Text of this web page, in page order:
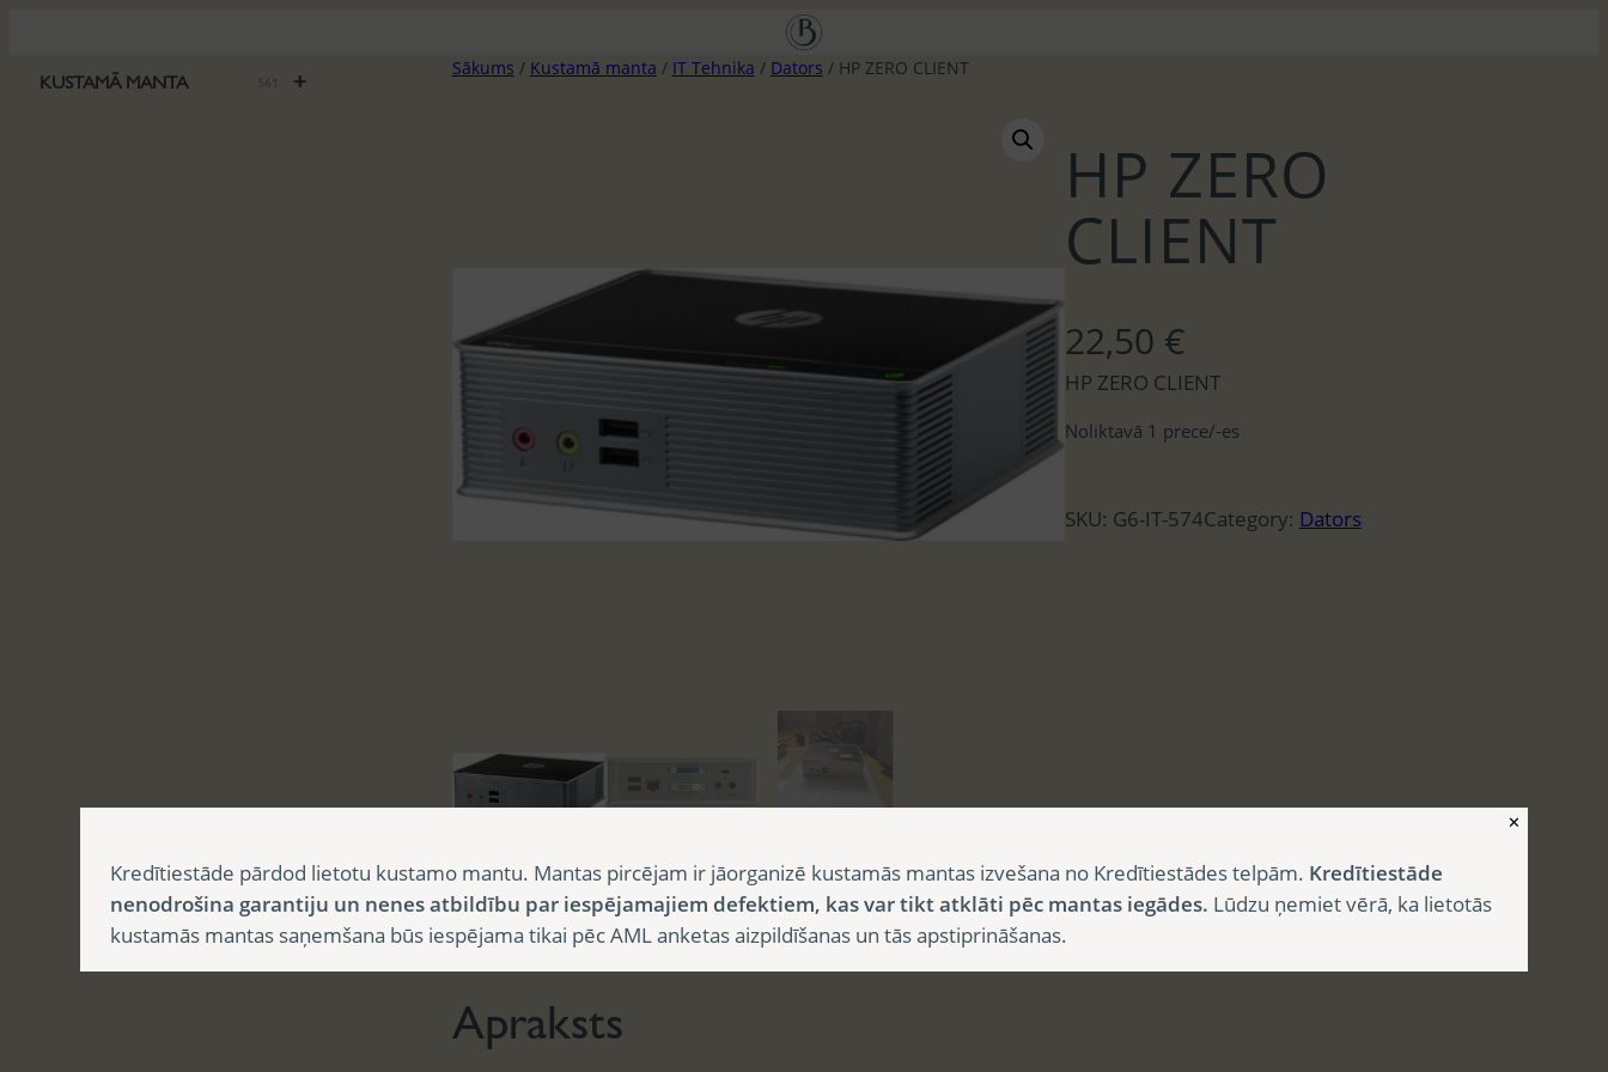
saturu
+
KUSTAMĀ MANTA
Sākums / Kustamā manta / IT Tehnika / Dators / HP ZERO CLIENT
HP ZERO
CLIENT
22,50 €
HP ZERO CLIENT
Noliktavā 1 prece/-es
SKU: G6-IT-574Category: Dators
Apraksts
Apraksts
✕
Kredītiestāde pārdod lietotu kustamo mantu. Mantas pircējam ir jāorganizē kustamās mantas izvešana no Kredītiestādes telpām. Kredītiestāde
nenodrošina garantiju un nenes atbildību par iespējamajiem defektiem, kas var tikt atklāti pēc mantas iegādes. Lūdzu ņemiet vērā, ka lietotās
kustamās mantas saņemšana būs iespējama tikai pēc AML anketas aizpildīšanas un tās apstiprināšanas.